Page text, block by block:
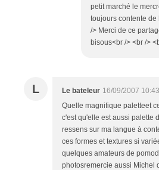
petit marché le
toujours contente de
/> Merci de ce
bisous<br /> <br />
L Le bateleur 16/09/2007 10:43
Quelle magnifique paletteet
c'est qu'elle est aussi palette
ressens sur ma langue à
ces formes et textures si
quelques amateurs de
photosremercie aussi Michel